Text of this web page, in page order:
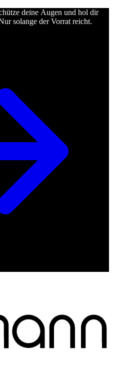
deine Augen und hol dir
solange der Vorrat reicht.